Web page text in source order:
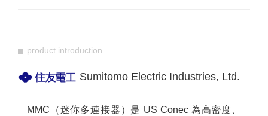
product introduction
Sumitomo Electric Industries, Ltd.
MMC（迷你多連接器）是 US Conec 為高密度、